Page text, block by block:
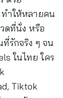
Tiktok
ลย แล้วจะ
ำสายติ่ง